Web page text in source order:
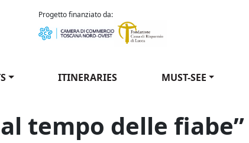
Progetto finanziato da:
ITINERARIES MUST-SEE
tempo delle fiabe”